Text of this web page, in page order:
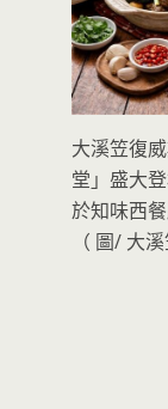
大溪笠復
堂」盛大
於知味西
（ 圖/ 大